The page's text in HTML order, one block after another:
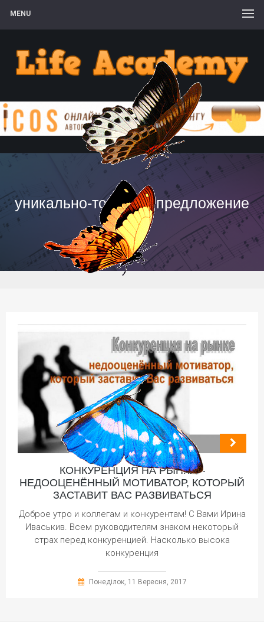
MENU
уникально-торговое предложение
КОНКУРЕНЦИЯ НА РЫНКЕ –
НЕДООЦЕНЁННЫЙ МОТИВАТОР, КОТОРЫЙ
ЗАСТАВИТ ВАС РАЗВИВАТЬСЯ
Доброе утро и коллегам и конкурентам! С Вами Ирина
Иваськив. Всем руководителям знаком некоторый
страх перед конкуренцией. Насколько высока
конкуренция
Понеділок, 11 Вересня, 2017